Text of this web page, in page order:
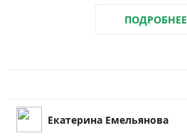
ПОДРОБНЕЕ
Екатерина Емельянова